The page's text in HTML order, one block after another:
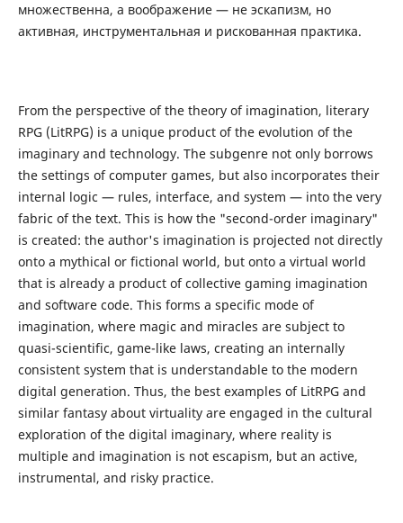
множественна, а воображение — не эскапизм, но
активная, инструментальная и рискованная практика.
From the perspective of the theory of imagination, literary
RPG (LitRPG) is a unique product of the evolution of the
imaginary and technology. The subgenre not only borrows
the settings of computer games, but also incorporates their
internal logic — rules, interface, and system — into the very
fabric of the text. This is how the "second-order imaginary"
is created: the author's imagination is projected not directly
onto a mythical or fictional world, but onto a virtual world
that is already a product of collective gaming imagination
and software code. This forms a specific mode of
imagination, where magic and miracles are subject to
quasi-scientific, game-like laws, creating an internally
consistent system that is understandable to the modern
digital generation. Thus, the best examples of LitRPG and
similar fantasy about virtuality are engaged in the cultural
exploration of the digital imaginary, where reality is
multiple and imagination is not escapism, but an active,
instrumental, and risky practice.